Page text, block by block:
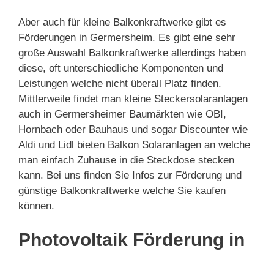
Aber auch für kleine Balkonkraftwerke gibt es
Förderungen in Germersheim. Es gibt eine sehr
große Auswahl Balkonkraftwerke allerdings haben
diese, oft unterschiedliche Komponenten und
Leistungen welche nicht überall Platz finden.
Mittlerweile findet man kleine Steckersolaranlagen
auch in Germersheimer Baumärkten wie OBI,
Hornbach oder Bauhaus und sogar Discounter wie
Aldi und Lidl bieten Balkon Solaranlagen an welche
man einfach Zuhause in die Steckdose stecken
kann. Bei uns finden Sie Infos zur Förderung und
günstige Balkonkraftwerke welche Sie kaufen
können.
Photovoltaik Förderung in